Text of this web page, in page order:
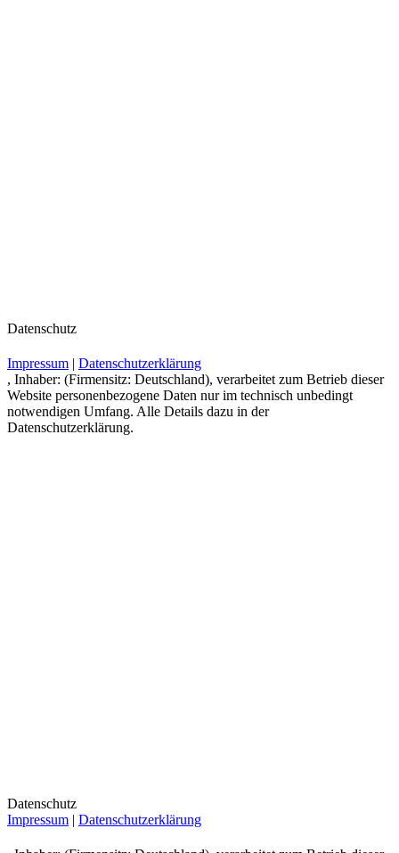
Datenschutz
Impressum
Datenschutzerklärung
, Inhaber: (Firmensitz: Deutschland), verarbeitet zum Betrieb dieser
Website personenbezogene Daten nur im technisch unbedingt
notwendigen Umfang. Alle Details dazu in der
Datenschutzerklärung.
Datenschutz
Impressum
Datenschutzerklärung